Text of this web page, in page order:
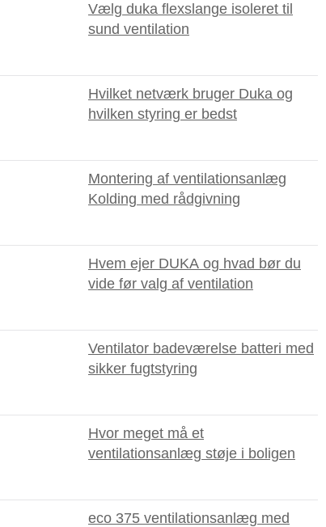
Vælg duka flexslange isoleret til
sund ventilation
Hvilket netværk bruger Duka og
hvilken styring er bedst
Montering af ventilationsanlæg
Kolding med rådgivning
Hvem ejer DUKA og hvad bør du
vide før valg af ventilation
Ventilator badeværelse batteri med
sikker fugtstyring
Hvor meget må et
ventilationsanlæg støje i boligen
eco 375 ventilationsanlæg med